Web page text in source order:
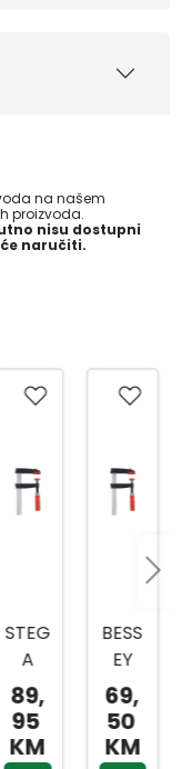
na našem
proizvoda.
nisu dostupni
naručiti.
BESS
EY
STEG
A
400X
69,
50
KM
INGC
O
STEG
A
63X4
11,9
5 K
M